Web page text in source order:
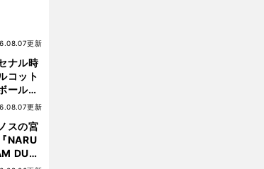
ナル時
コット
ール』
スキは
れてい
更新
スの宮
NARU
DUN
京の同
更新